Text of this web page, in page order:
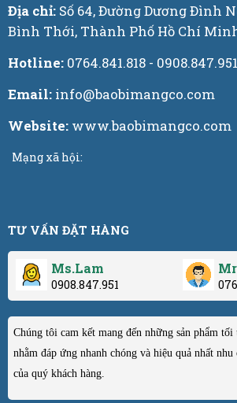
Địa chỉ: Số 64, Đường Dương Đình
Bình Thới, Thành Phố Hồ Chí
Hotline: 0764.841.818 - 0908.847.951
Email: info@baobimangco.com
Website: www.baobimangco.com
Mạng xã hội:
TƯ VẤN ĐẶT HÀNG
Ms.Lam
0908.847.951
Chúng tôi cam kết mang đến những sản phẩm
nhằm đáp ứng nhanh chóng và hiệu quả nhất
của quý khách hàng.